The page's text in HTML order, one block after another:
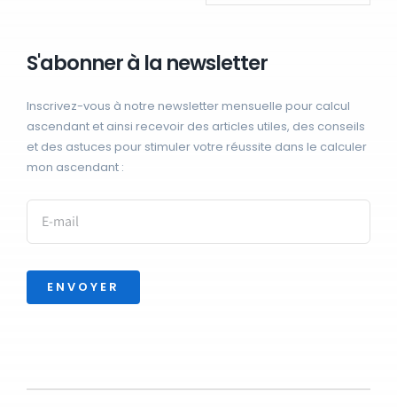
S'abonner à la newsletter
Inscrivez-vous à notre newsletter mensuelle pour calcul
ascendant et ainsi recevoir des articles utiles, des conseils
et des astuces pour stimuler votre réussite dans le calculer
mon ascendant :
ENVOYER